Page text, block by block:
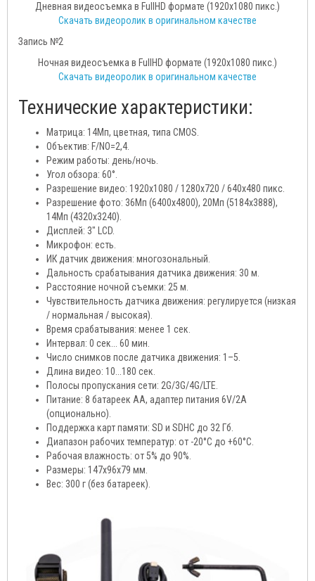
Дневная видеосъемка в FullHD формате (1920x1080 пикс.)
Скачать видеоролик в оригинальном качестве
Запись №2
Ночная видеосъемка в FullHD формате (1920x1080 пикс.)
Скачать видеоролик в оригинальном качестве
Технические характеристики:
Матрица: 14Мп, цветная, типа CMOS.
Объектив: F/NO=2,4.
Режим работы: день/ночь.
Угол обзора: 60°.
Разрешение видео: 1920х1080 / 1280х720 / 640x480 пикс.
Разрешение фото: 36Мп (6400х4800), 20Мп (5184х3888),
14Мп (4320х3240).
Дисплей: 3" LCD.
Микрофон: есть.
ИК датчик движения: многозональный.
Дальность срабатывания датчика движения: 30 м.
Расстояние ночной съемки: 25 м.
Чувствительность датчика движения: регулируется (низкая
/ нормальная / высокая).
Время срабатывания: менее 1 сек.
Интервал: 0 сек... 60 мин.
Число снимков после датчика движения: 1–5.
Длина видео: 10...180 сек.
Полосы пропускания сети: 2G/3G/4G/LTE.
Питание: 8 батареек АА, адаптер питания 6V/2A
(опционально).
Поддержка карт памяти: SD и SDHC до 32 Гб.
Диапазон рабочих температур: от -20°C до +60°C.
Рабочая влажность: от 5% до 90%.
Размеры: 147x96x79 мм.
Вес: 300 г (без батареек).